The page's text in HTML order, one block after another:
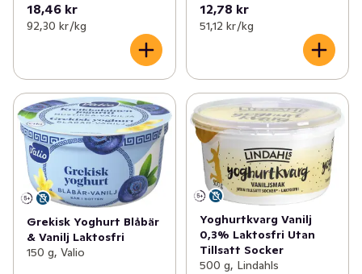
18,46 kr
92,30 kr /kg
12,78 kr
51,12 kr /kg
Grekisk Yoghurt Blåbär
& Vanilj Laktosfri
150 g, Valio
Yoghurtkvarg Vanilj
0,3% Laktosfri Utan
Tillsatt Socker
500 g, Lindahls